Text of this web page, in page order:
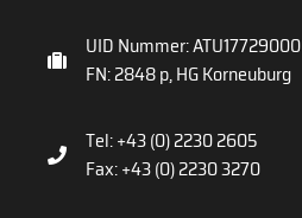
UID Nummer: ATU17729000
FN: 2848 p, HG Korneuburg
Tel: +43 (0) 2230 2605
Fax: +43 (0) 2230 3270